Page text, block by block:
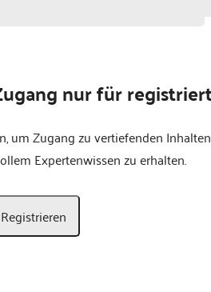
nur für
um Zugang zu vertiefenden
Expertenwissen zu erhalten.
Registrieren